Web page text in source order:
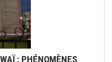
: PHÉNOMÈNES